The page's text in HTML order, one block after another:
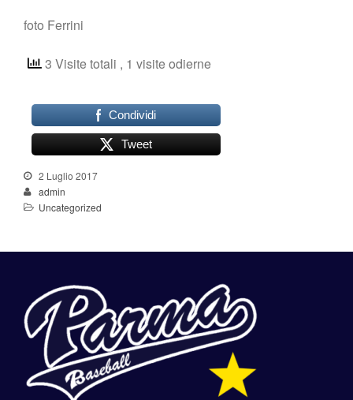
foto Ferrini
3 Visite totali , 1 visite odierne
Condividi
Tweet
2 Luglio 2017
admin
Uncategorized